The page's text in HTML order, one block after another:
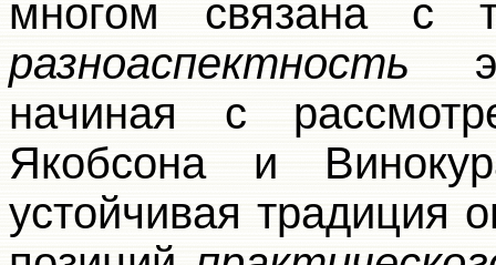
многом связана с
разноаспектность
начиная с
Якобсона и
устойчивая традиция